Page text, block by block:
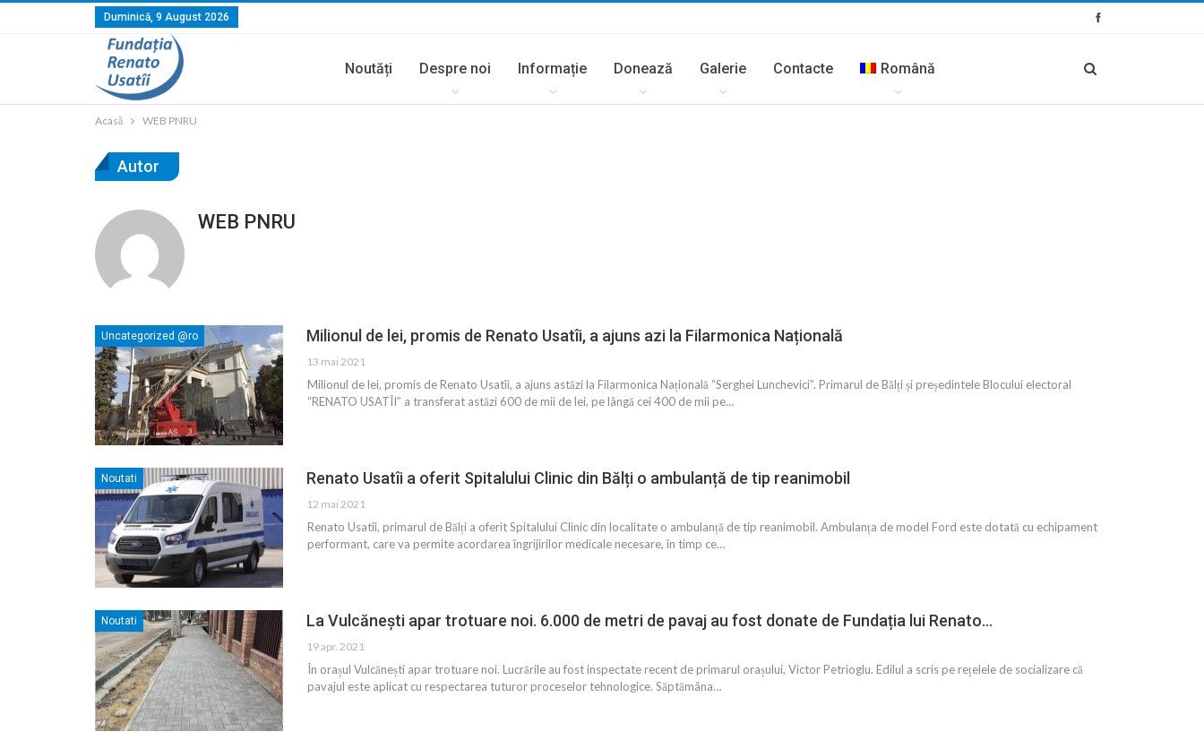
Duminică, 9 August 2026
Noutăți Despre noi Informație Donează Galerie Contacte Română
Acasă WEB PNRU
Autor
WEB PNRU
Uncategorized @ro Milionul de lei, promis de Renato Usatîi, a ajuns azi la Filarmonica Națională
13 mai 2021
Milionul de lei, promis de Renato Usatîi, a ajuns astăzi la Filarmonica Națională “Serghei Lunchevici”. Primarul de Bălți și președintele Blocului electoral
“RENATO USATÎI” a transferat astăzi 600 de mii de lei, pe lângă cei 400 de mii pe…
Noutati Renato Usatîi a oferit Spitalului Clinic din Bălți o ambulanță de tip reanimobil
12 mai 2021
Renato Usatîi, primarul de Bălți a oferit Spitalului Clinic din localitate o ambulanță de tip reanimobil. Ambulanța de model Ford este dotată cu echipament
performant, care va permite acordarea îngrijirilor medicale necesare, în timp ce…
Noutati La Vulcănești apar trotuare noi. 6.000 de metri de pavaj au fost donate de Fundația lui Renato…
19 apr. 2021
În orașul Vulcănești apar trotuare noi. Lucrările au fost inspectate recent de primarul orașului, Victor Petrioglu. Edilul a scris pe rețelele de socializare că
pavajul este aplicat cu respectarea tuturor proceselor tehnologice. Săptămâna…